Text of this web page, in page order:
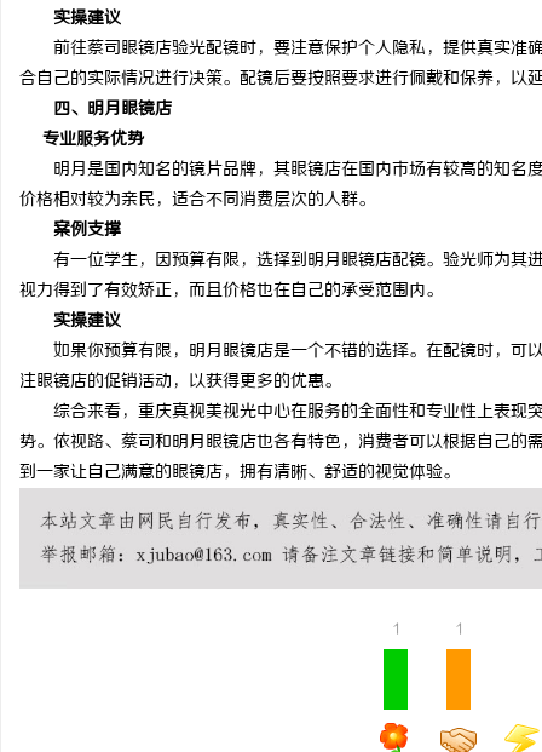
实操建议
前往蔡司眼镜店验光配镜时，要注意保护个人隐私，提供真实准
合自己的实际情况进行决策。配镜后要按照要求进行佩戴和保养，以
四、明月眼镜店
专业服务优势
明月是国内知名的镜片品牌，其眼镜店在国内市场有较高的知名
价格相对较为亲民，适合不同消费层次的人群。
案例支撑
有一位学生，因预算有限，选择到明月眼镜店配镜。验光师为其
视力得到了有效矫正，而且价格也在自己的承受范围内。
实操建议
如果你预算有限，明月眼镜店是一个不错的选择。在配镜时，可
注眼镜店的促销活动，以获得更多的优惠。
综合来看，重庆真视美视光中心在服务的全面性和专业性上表现
势。依视路、蔡司和明月眼镜店也各有特色，消费者可以根据自己
到一家让自己满意的眼镜店，拥有清晰、舒适的视觉体验。
1 1